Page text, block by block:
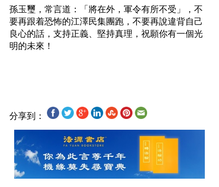
孫玉璽，常言道：「將在外，軍令有所不受」，不
要再跟着恐怖的江澤民集團跑，不要再說違背自己
良心的話，支持正義、堅持真理，祝願你有一個光
明的未來！
分享到：